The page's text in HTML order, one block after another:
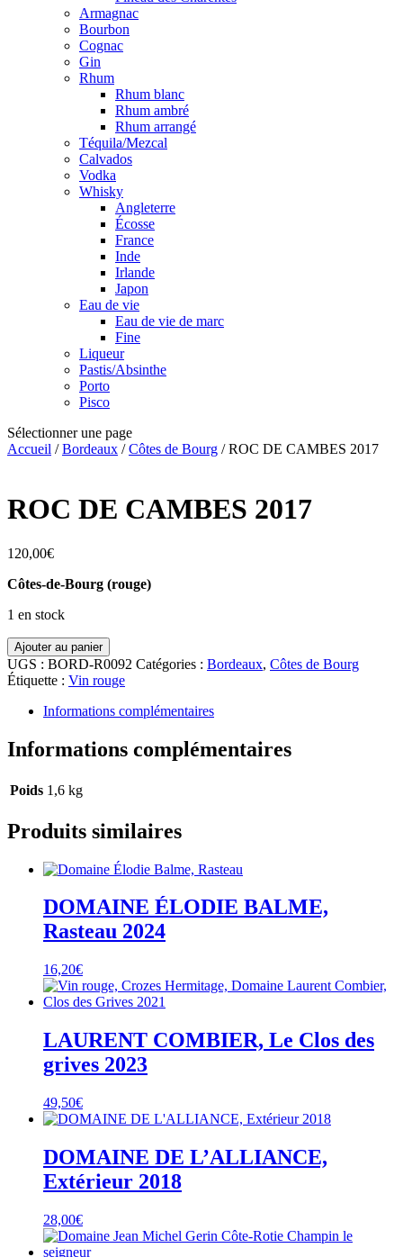
Armagnac
Bourbon
Cognac
Gin
Rhum
Rhum blanc
Rhum ambré
Rhum arrangé
Téquila/Mezcal
Calvados
Vodka
Whisky
Angleterre
Écosse
France
Inde
Irlande
Japon
Eau de vie
Eau de vie de marc
Fine
Liqueur
Pastis/Absinthe
Porto
Pisco
Sélectionner une page
Accueil /Bordeaux /Côtes de Bourg / ROC DE CAMBES 2017
ROC DE CAMBES 2017
120,00€
Côtes-de-Bourg (rouge)
1 en stock
quantité
de
ROC
CAMBES
Ajouter au panier
UGS : BORD-R0092 Catégories : Bordeaux, Côtes de Bourg
Étiquette : Vin rouge
Informations complémentaires
Informations complémentaires
Poids 1,6 kg
Produits similaires
DOMAINE ÉLODIE BALME,
Rasteau 2024
16,20€
LAURENT COMBIER, Le Clos des
grives 2023
49,50€
DOMAINE DE L’ALLIANCE,
Extérieur 2018
28,00€